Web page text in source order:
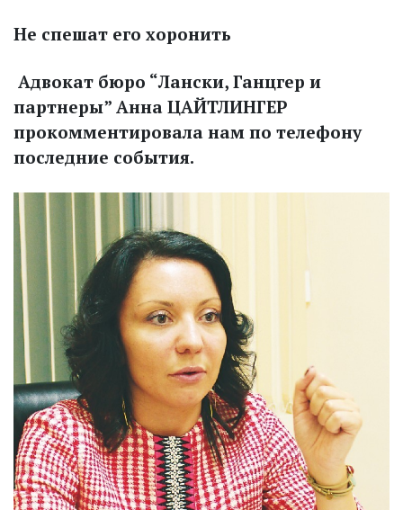
Не спешат его хоронить
Адвокат бюро “Лански, Ганцгер и
партнеры” Анна ЦАЙТЛИНГЕР
прокомментировала нам по телефону
последние события.